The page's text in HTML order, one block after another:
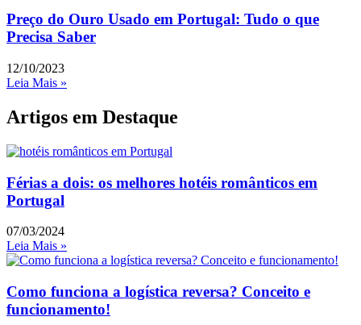
Preço do Ouro Usado em Portugal: Tudo o que
Precisa Saber
12/10/2023
Leia Mais »
Artigos em Destaque
Férias a dois: os melhores hotéis românticos em
Portugal
07/03/2024
Leia Mais »
Como funciona a logística reversa? Conceito e
funcionamento!